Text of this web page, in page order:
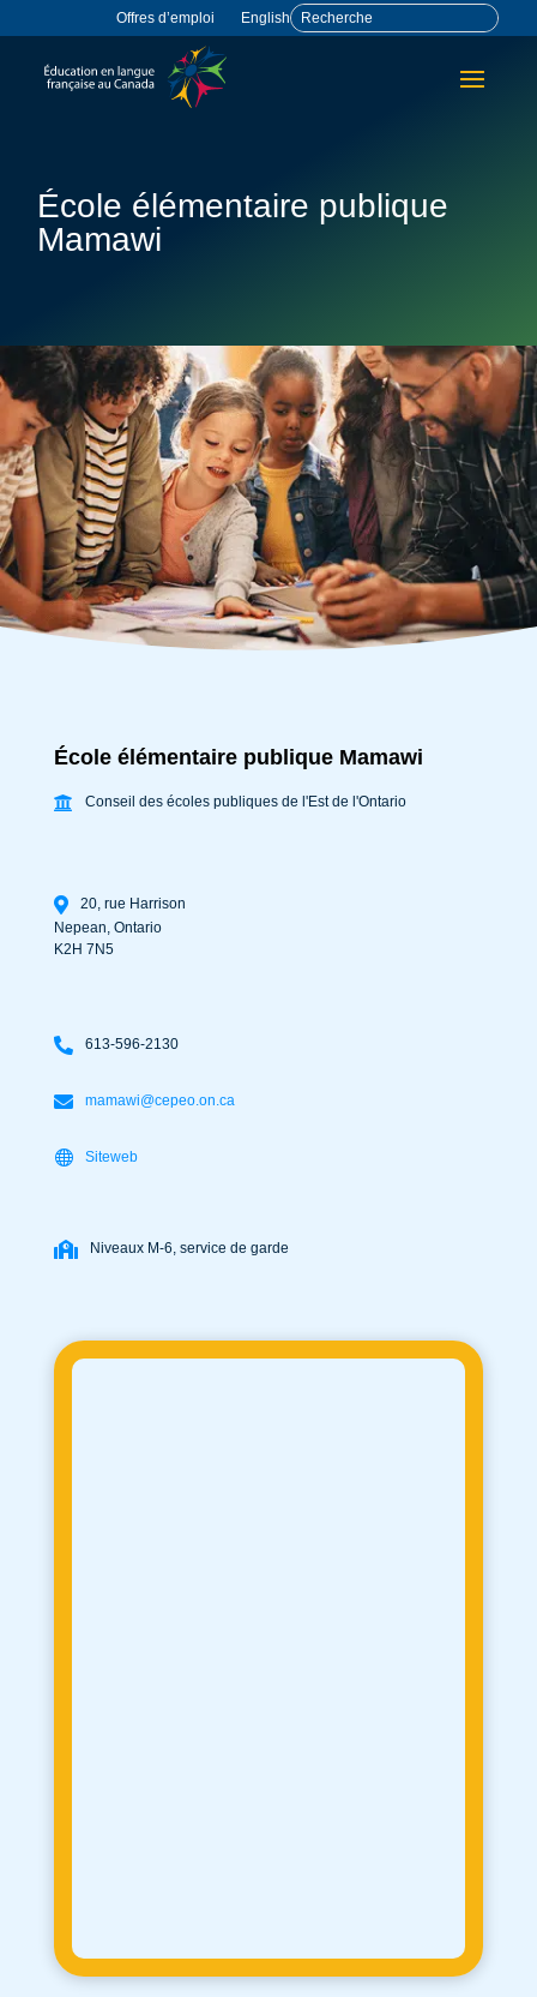
Offres d’emploi English
École élémentaire publique
Mamawi
École élémentaire publique Mamawi
Conseil des écoles publiques de l'Est de l'Ontario
20, rue Harrison
Nepean, Ontario
K2H 7N5
613-596-2130
mamawi@cepeo.on.ca
Siteweb
Niveaux M-6, service de garde